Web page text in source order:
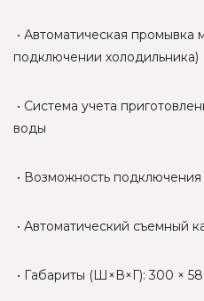
• Автоматическая
подключении холодильника)
• Система учета
воды
• Возможность подключения
• Автоматический съемный
• Габариты (Ш×В×Г): 300 ×